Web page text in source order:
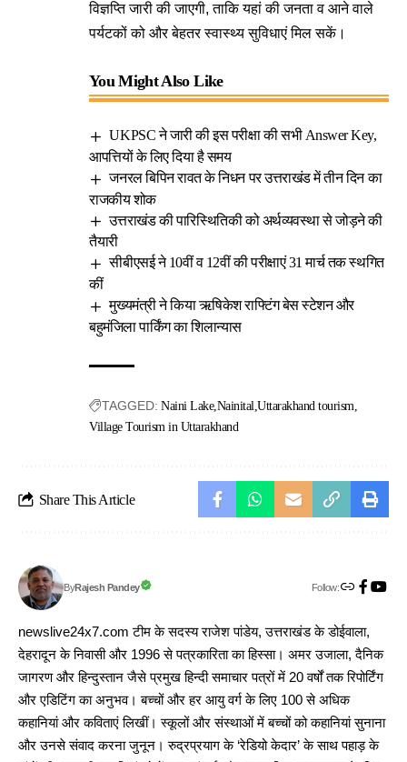
विज्ञप्ति जारी की जाएगी, ताकि यहां की जनता व आने वाले
पर्यटकों को और बेहतर स्वास्थ्य सुविधाएं मिल सकें।
You Might Also Like
UKPSC ने जारी की इस परीक्षा की सभी Answer Key,
आपत्तियों के लिए दिया है समय
जनरल बिपिन रावत के निधन पर उत्तराखंड में तीन दिन का
राजकीय शोक
उत्तराखंड की पारिस्थितिकी को अर्थव्यवस्था से जोड़ने की
तैयारी
सीबीएसई ने 10वीं व 12वीं की परीक्षाएं 31 मार्च तक स्थगित
कीं
मुख्यमंत्री ने किया ऋषिकेश राफ्टिंग बेस स्टेशन और
बहुमंजिला पार्किंग का शिलान्यास
TAGGED: Naini Lake Nainital Uttarakhand tourism
Village Tourism in Uttarakhand
Share This Article
ByRajesh Pandey Follow:
newslive24x7.com टीम के सदस्य राजेश पांडेय, उत्तराखंड के डोईवाला,
देहरादून के निवासी और 1996 से पत्रकारिता का हिस्सा। अमर उजाला, दैनिक
जागरण और हिन्दुस्तान जैसे प्रमुख हिन्दी समाचार पत्रों में 20 वर्षों तक रिपोर्टिंग
और एडिटिंग का अनुभव। बच्चों और हर आयु वर्ग के लिए 100 से अधिक
कहानियां और कविताएं लिखीं। स्कूलों और संस्थाओं में बच्चों को कहानियां सुनाना
और उनसे संवाद करना जुनून। रुद्रप्रयाग के ‘रेडियो केदार’ के साथ पहाड़ के